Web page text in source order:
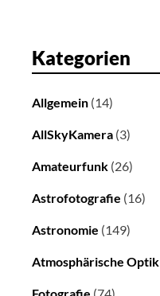
Kategorien
Allgemein (14)
AllSkyKamera (3)
Amateurfunk (26)
Astrofotografie (16)
Astronomie (149)
Atmosphärische Optik